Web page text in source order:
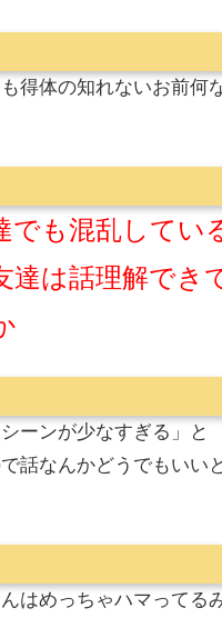
得体の知れないお前何
でも混乱してい
達は話理解でき
ーンが少なすぎる」と
話なんかどうでもいい
はめっちゃハマってる